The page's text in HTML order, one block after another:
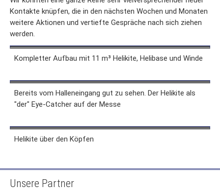
Kontakte knüpfen, die in den nächsten Wochen und Monaten
weitere Aktionen und vertiefte Gespräche nach sich ziehen
werden.
Kompletter Aufbau mit 11 m³ Helikite, Helibase und Winde
Bereits vom Halleneingang gut zu sehen. Der Helikite als
"der" Eye-Catcher auf der Messe
Helikite über den Köpfen
Unsere Partner